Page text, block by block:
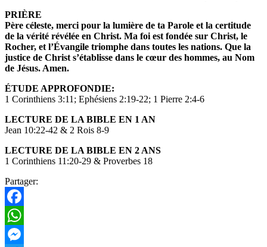
PRIÈRE
Père céleste, merci pour la lumière de ta Parole et la certitude
de la vérité révélée en Christ. Ma foi est fondée sur Christ, le
Rocher, et l’Évangile triomphe dans toutes les nations. Que la
justice de Christ s’établisse dans le cœur des hommes, au Nom
de Jésus. Amen.
ÉTUDE APPROFONDIE:
1 Corinthiens 3:11; Ephésiens 2:19-22; 1 Pierre 2:4-6
LECTURE DE LA BIBLE EN 1 AN
Jean 10:22-42 & 2 Rois 8-9
LECTURE DE LA BIBLE EN 2 ANS
1 Corinthiens 11:20-29 & Proverbes 18
Partager:
Facebook
WhatsApp